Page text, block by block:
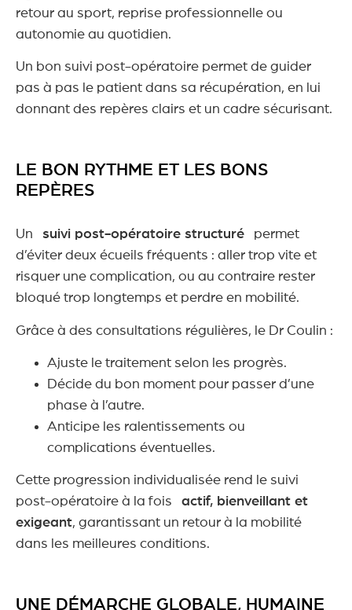
retour au sport, reprise professionnelle ou
autonomie au quotidien.
Un bon suivi post-opératoire permet de guider
pas à pas le patient dans sa récupération, en lui
donnant des repères clairs et un cadre sécurisant.
LE BON RYTHME ET LES BONS
REPÈRES
Un suivi post-opératoire structuré permet
d’éviter deux écueils fréquents : aller trop vite et
risquer une complication, ou au contraire rester
bloqué trop longtemps et perdre en mobilité.
Grâce à des consultations régulières, le Dr Coulin :
Ajuste le traitement selon les progrès.
Décide du bon moment pour passer d’une
phase à l’autre.
Anticipe les ralentissements ou
complications éventuelles.
Cette progression individualisée rend le suivi
post-opératoire à la fois actif, bienveillant et
exigeant, garantissant un retour à la mobilité
dans les meilleures conditions.
UNE DÉMARCHE GLOBALE, HUMAINE